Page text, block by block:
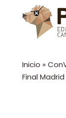
Inicio »
Final Madrid